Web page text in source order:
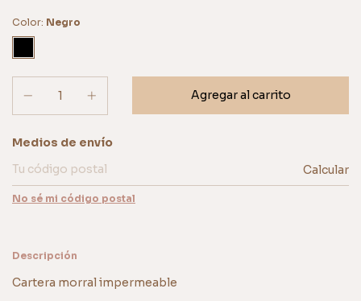
Color: Negro
Entregas para el CP:
Medios de envío
Calcular
No sé mi código postal
Descripción
Cartera morral impermeable